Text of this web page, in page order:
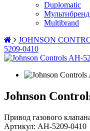
Duplomatic
Мультибренд
Multibrand
JOHNSON
5209-0410
Johnson
Привод газового
Артикул: AH-5209-0410